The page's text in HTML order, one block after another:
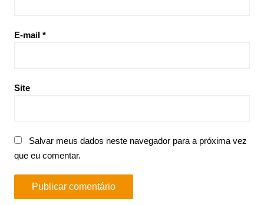
E-mail *
Site
Salvar meus dados neste navegador para a próxima vez
que eu comentar.